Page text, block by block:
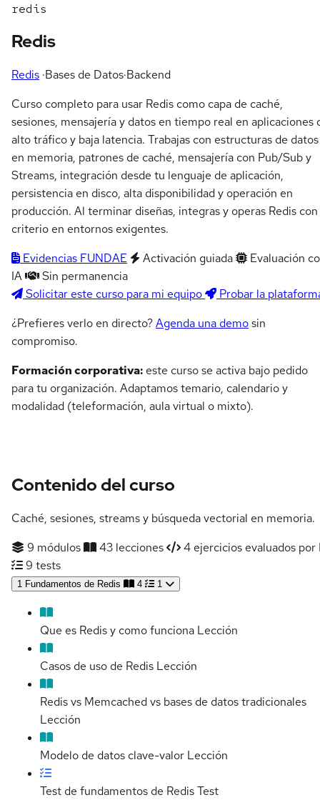
redis
Redis
Redis ·Bases de Datos·Backend
Curso completo para usar Redis como capa de caché,
sesiones, mensajería y datos en tiempo real en aplicaciones
alto tráfico y baja latencia. Trabajas con estructuras de datos
en memoria, patrones de caché, mensajería con Pub/Sub y
Streams, integración desde tu lenguaje de aplicación,
persistencia en disco, alta disponibilidad y operación en
producción. Al terminar diseñas, integras y operas Redis con
criterio en entornos exigentes.
Evidencias FUNDAE
Activación guiada
Evaluación
IA
Sin permanencia
Solicitar este curso para mi equipo
Probar la
¿Prefieres verlo en directo?Agenda una demosin
compromiso.
Formación corporativa: este curso se activa bajo pedido
para tu organización. Adaptamos temario, calendario y
modalidad (teleformación, aula virtual o mixto).
Contenido del curso
Caché, sesiones, streams y búsqueda vectorial en memoria.
9 módulos
43 lecciones
4 ejercicios evaluados por
9 tests
1 Fundamentos de Redis 4 1
Que es Redis y como funciona Lección
Casos de uso de Redis Lección
Redis vs Memcached vs bases de datos tradicionales
Lección
Modelo de datos clave-valor Lección
Test de fundamentos de RedisTest